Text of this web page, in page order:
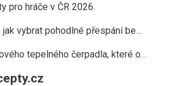
pro hráče v ČR 2026
vybrat pohodlné přespání be…
tepelného čerpadla, které o…